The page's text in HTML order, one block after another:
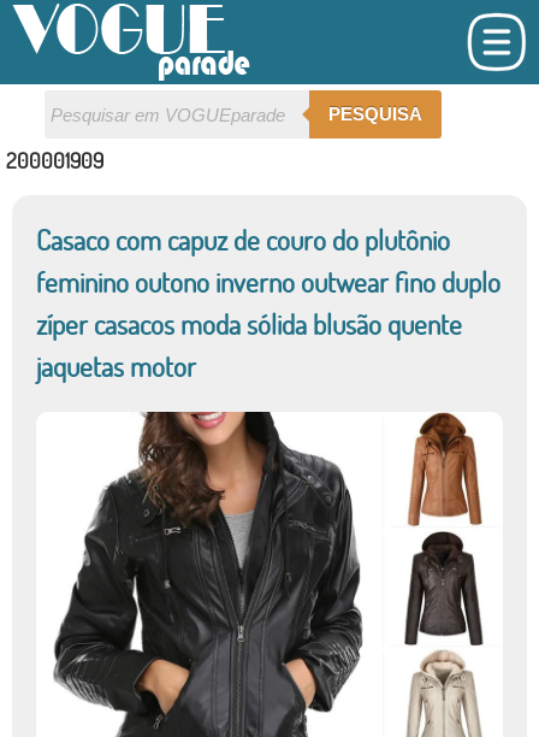
PESQUISA
200001909
Casaco com capuz de couro do plutônio
feminino outono inverno outwear fino duplo
zíper casacos moda sólida blusão quente
jaquetas motor